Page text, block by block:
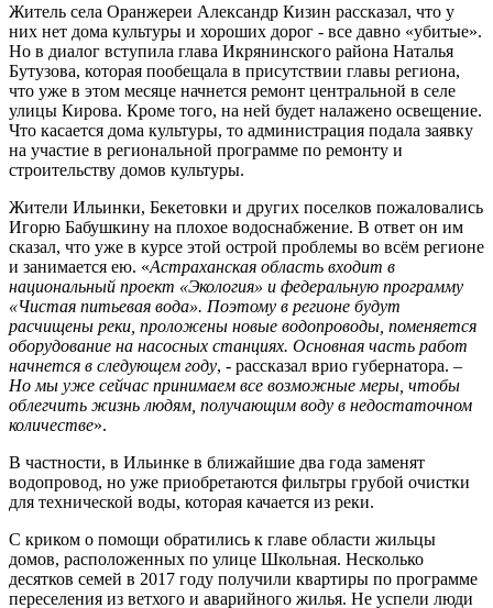
Житель села Оранжереи Александр Кизин рассказал, что у
них нет дома культуры и хороших дорог - все давно «убитые».
Но в диалог вступила глава Икрянинского района Наталья
Бутузова, которая пообещала в присутствии главы региона,
что уже в этом месяце начнется ремонт центральной в селе
улицы Кирова. Кроме того, на ней будет налажено освещение.
Что касается дома культуры, то администрация подала заявку
на участие в региональной программе по ремонту и
строительству домов культуры.
Жители Ильинки, Бекетовки и других поселков пожаловались
Игорю Бабушкину на плохое водоснабжение. В ответ он им
сказал, что уже в курсе этой острой проблемы во всём регионе
и занимается ею. «Астраханская область входит в
национальный проект «Экология» и федеральную программу
«Чистая питьевая вода». Поэтому в регионе будут
расчищены реки, проложены новые водопроводы, поменяется
оборудование на насосных станциях. Основная часть работ
начнется в следующем году, - рассказал врио губернатора. –
Но мы уже сейчас принимаем все возможные меры, чтобы
облегчить жизнь людям, получающим воду в недостаточном
количестве».
В частности, в Ильинке в ближайшие два года заменят
водопровод, но уже приобретаются фильтры грубой очистки
для технической воды, которая качается из реки.
С криком о помощи обратились к главе области жильцы
домов, расположенных по улице Школьная. Несколько
десятков семей в 2017 году получили квартиры по программе
переселения из ветхого и аварийного жилья. Не успели люди